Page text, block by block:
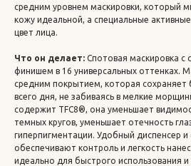
средним уровнем маскировки, который
кожу идеальной, а специальные
цвет лица.
Что он делает: Спотовая маскировка
финишем в 16 универсальных оттенках.
средним покрытием, которая сохраняет
всего дня, не забиваясь в мелкие
содержит TFC8®, она уменьшает
темных кругов, уменьшает отечность
гиперпигментации. Удобный диспенсер и
обеспечивают контроль и легкость
идеально для быстрого использования